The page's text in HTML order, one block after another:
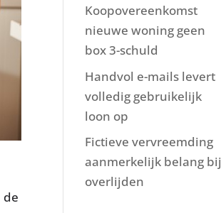
de
Koopovereenkomst
nieuwe woning geen
box 3-schuld
Handvol e-mails levert
volledig gebruikelijk
loon op
Fictieve vervreemding
aanmerkelijk belang bij
overlijden